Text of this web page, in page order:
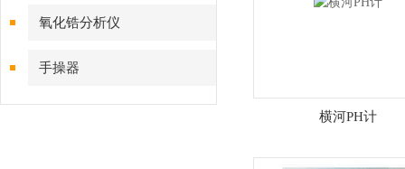
氧化锆分析仪
手操器
横河PH计